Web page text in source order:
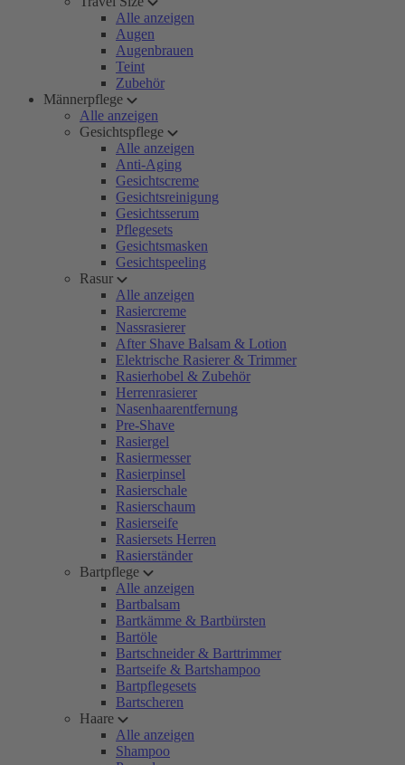
Alle anzeigen
Augen
Augenbrauen
Teint
Zubehör
Männerpflege
Alle anzeigen
Gesichtspflege
Alle anzeigen
Anti-Aging
Gesichtscreme
Gesichtsreinigung
Gesichtsserum
Pflegesets
Gesichtsmasken
Gesichtspeeling
Rasur
Alle anzeigen
Rasiercreme
Nassrasierer
After Shave Balsam & Lotion
Elektrische Rasierer & Trimmer
Rasierhobel & Zubehör
Herrenrasierer
Nasenhaarentfernung
Pre-Shave
Rasiergel
Rasiermesser
Rasierpinsel
Rasierschale
Rasierschaum
Rasierseife
Rasiersets Herren
Rasierständer
Bartpflege
Alle anzeigen
Bartbalsam
Bartkämme & Bartbürsten
Bartöle
Bartschneider & Barttrimmer
Bartseife & Bartshampoo
Bartpflegesets
Bartscheren
Haare
Alle anzeigen
Shampoo